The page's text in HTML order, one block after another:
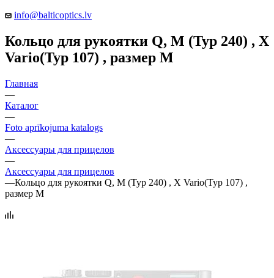
info@balticoptics.lv
Кольцо для рукоятки Q, М (Typ 240) , X
Vario(Typ 107) , размер M
Главная
—
Каталог
—
Foto aprīkojuma katalogs
—
Аксессуары для прицелов
—
Аксессуары для прицелов
—Кольцо для рукоятки Q, М (Typ 240) , X Vario(Typ 107) ,
размер M